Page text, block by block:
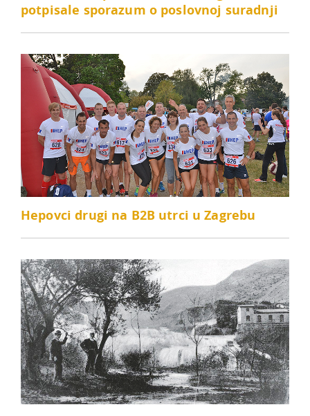
potpisale sporazum o poslovnoj suradnji
Hepovci drugi na B2B utrci u Zagrebu